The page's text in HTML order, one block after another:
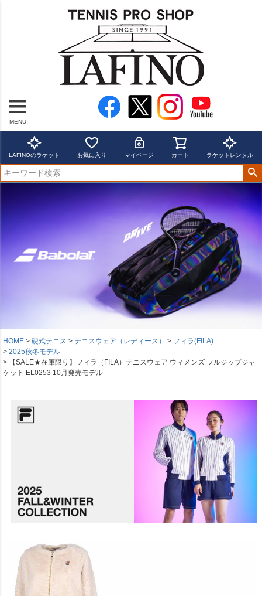
MENU
LAFINOのラケット お気に入り マイページ カート ラケットレンタル
HOME 硬式テニス テニスウェア（レディース）
フィラ(FILA)
2025秋冬モデル
【SALE★在庫限り】フィラ（FILA）テニスウェア ウィメンズ フルジップジャ
ケット EL0253 10月発売モデル